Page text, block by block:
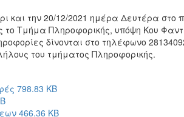
και την 20/12/2021 ημέρα Δευτέρα στο
το Τμήμα Πληροφορικής, υπόψη Κου
δίνονται στο τηλέφωνο
του τμήματος Πληροφορικής.
798.83 KB
466.36 KB